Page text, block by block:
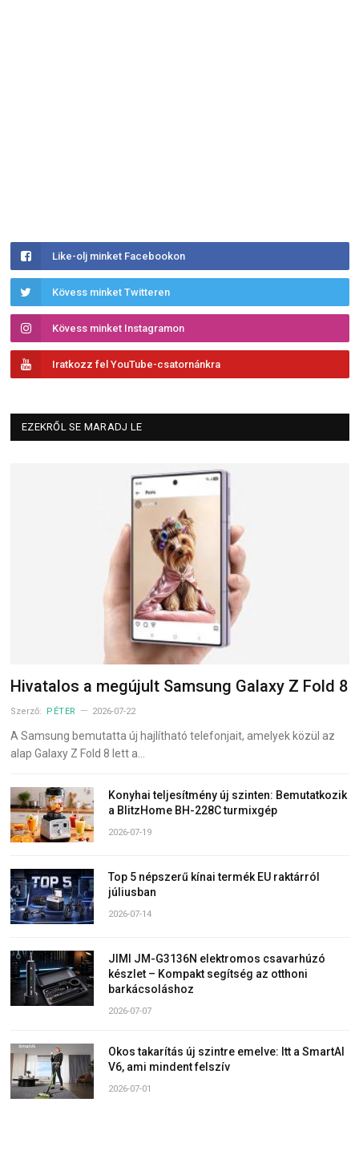
Like-olj minket Facebookon
Kövess minket Twitteren
Kövess minket Instagramon
Iratkozz fel YouTube-csatornánkra
EZEKRŐL SE MARADJ LE
Hivatalos a megújult Samsung Galaxy Z Fold 8
Szerző: PÉTER 2026-07-22
A Samsung bemutatta új hajlítható telefonjait, amelyek közül az
alap Galaxy Z Fold 8 lett a…
Konyhai teljesítmény új szinten: Bemutatkozik
a BlitzHome BH-228C turmixgép
2026-07-19
Top 5 népszerű kínai termék EU raktárról
júliusban
2026-07-14
JIMI JM-G3136N elektromos csavarhúzó
készlet – Kompakt segítség az otthoni
barkácsoláshoz
2026-07-07
Okos takarítás új szintre emelve: Itt a SmartAI
V6, ami mindent felszív
2026-07-01